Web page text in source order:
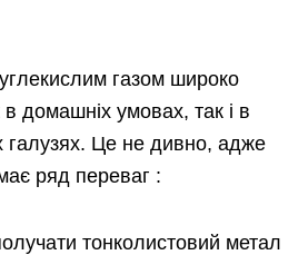
газом широко
в домашніх умовах, так і в
галузях. Це не дивно, адже
ряд переваг :
тонколистовий метал